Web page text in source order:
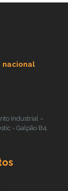
Industrial –
- Galpão B4.